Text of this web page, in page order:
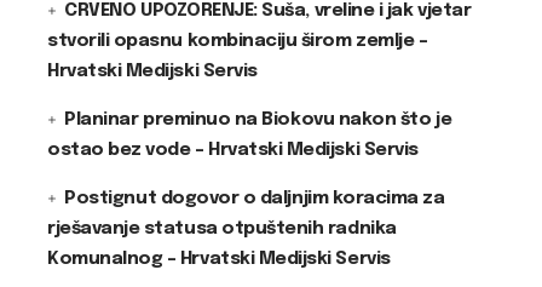
CRVENO UPOZORENJE: Suša, vreline i jak vjetar
stvorili opasnu kombinaciju širom zemlje –
Hrvatski Medijski Servis
Planinar preminuo na Biokovu nakon što je
ostao bez vode – Hrvatski Medijski Servis
Postignut dogovor o daljnjim koracima za
rješavanje statusa otpuštenih radnika
Komunalnog – Hrvatski Medijski Servis